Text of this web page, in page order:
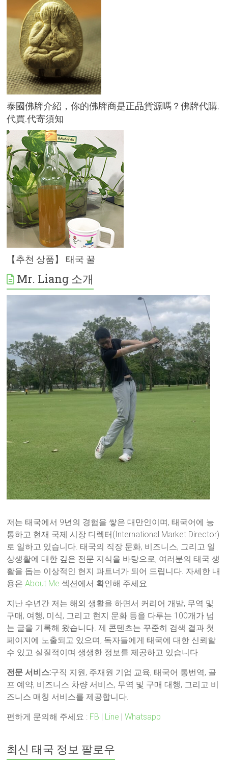
泰國佛牌介紹，你的佛牌商是正品貨源嗎？佛牌代購.
代買.代寄須知
【추천 상품】 태국 꿀
Mr. Liang 소개
저는 태국에서 9년의 경험을 쌓은 대만인이며, 태국어에 능
통하고 현재 국제 시장 디렉터(International Market Director)
로 일하고 있습니다. 태국의 직장 문화, 비즈니스, 그리고 일
상생활에 대한 깊은 전문 지식을 바탕으로, 여러분의 태국 생
활을 돕는 이상적인 현지 파트너가 되어 드립니다. 자세한 내
용은About Me 섹션에서 확인해 주세요.
지난 수년간 저는 해외 생활을 하면서 커리어 개발, 무역 및
구매, 여행, 미식, 그리고 현지 문화 등을 다루는 100개가 넘
는 글을 기록해 왔습니다. 제 콘텐츠는 꾸준히 검색 결과 첫
페이지에 노출되고 있으며, 독자들에게 태국에 대한 신뢰할
수 있고 실질적이며 생생한 정보를 제공하고 있습니다.
전문 서비스:구직 지원, 주재원 기업 교육, 태국어 통번역, 골
프 예약, 비즈니스 차량 서비스, 무역 및 구매 대행, 그리고 비
즈니스 매칭 서비스를 제공합니다.
편하게 문의해 주세요 : FB | Line |Whatsapp
최신 태국 정보 팔로우